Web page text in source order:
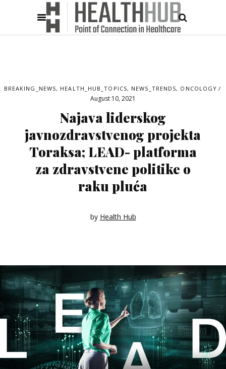
BREAKING_NEWS, HEALTH_HUB_TOPICS, NEWS_TRENDS, ONCOLOGY
August 10, 2021
Najava liderskog
javnozdravstvenog projekta
Toraksa; LEAD- platforma
za zdravstvene politike o
raku pluća
by Health Hub